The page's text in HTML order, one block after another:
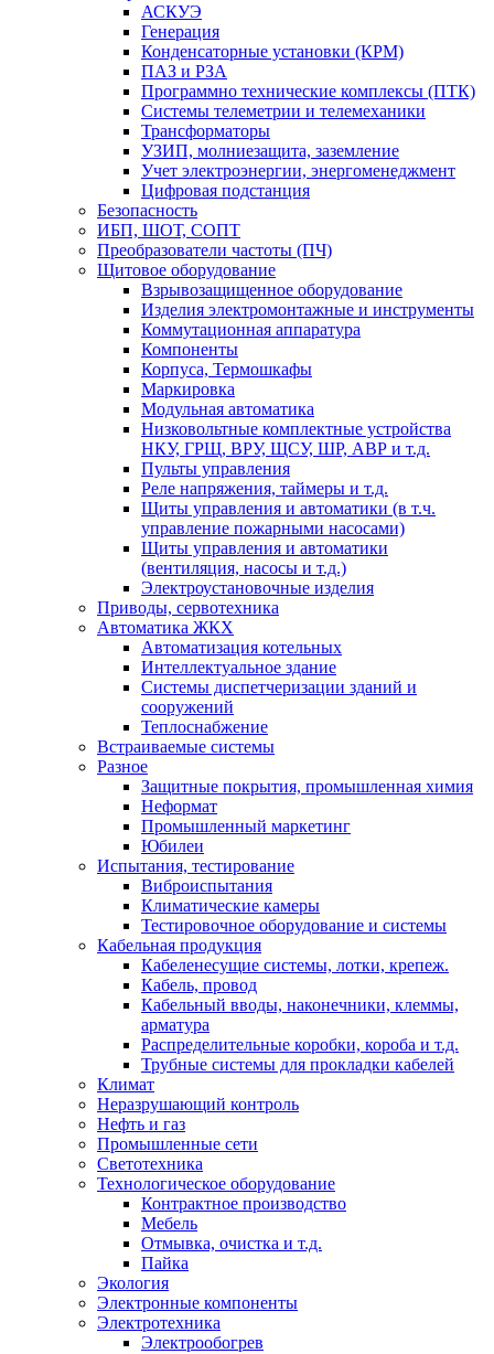
АСКУЭ
Генерация
Конденсаторные установки (КРМ)
ПАЗ и РЗА
Программно технические комплексы (ПТК)
Системы телеметрии и телемеханики
Трансформаторы
УЗИП, молниезащита, заземление
Учет электроэнергии, энергоменеджмент
Цифровая подстанция
Безопасность
ИБП, ШОТ, СОПТ
Преобразователи частоты (ПЧ)
Щитовое оборудование
Взрывозащищенное оборудование
Изделия электромонтажные и инструменты
Коммутационная аппаратура
Компоненты
Корпуса, Термошкафы
Маркировка
Модульная автоматика
Низковольтные комплектные устройства
НКУ, ГРЩ, ВРУ, ЩСУ, ШР, АВР и т.д.
Пульты управления
Реле напряжения, таймеры и т.д.
Щиты управления и автоматики (в т.ч.
управление пожарными насосами)
Щиты управления и автоматики
(вентиляция, насосы и т.д.)
Электроустановочные изделия
Приводы, сервотехника
Автоматика ЖКХ
Автоматизация котельных
Интеллектуальное здание
Системы диспетчеризации зданий и
сооружений
Теплоснабжение
Встраиваемые системы
Разное
Защитные покрытия, промышленная химия
Неформат
Промышленный маркетинг
Юбилеи
Испытания, тестирование
Виброиспытания
Климатические камеры
Тестировочное оборудование и системы
Кабельная продукция
Кабеленесущие системы, лотки, крепеж.
Кабель, провод
Кабельный вводы, наконечники, клеммы,
арматура
Распределительные коробки, короба и т.д.
Трубные системы для прокладки кабелей
Климат
Неразрушающий контроль
Нефть и газ
Промышленные сети
Светотехника
Технологическое оборудование
Контрактное производство
Мебель
Отмывка, очистка и т.д.
Пайка
Экология
Электронные компоненты
Электротехника
Электрообогрев